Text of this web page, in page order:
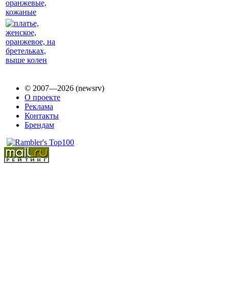
© 2007—2026 (newsrv)
О проекте
Реклама
Контакты
Брендам